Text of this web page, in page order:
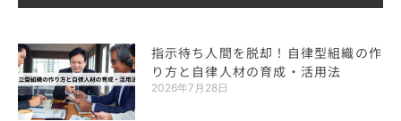
指示待ち人間を脱却！自律型組織の作
り方と自律人材の育成・活用法
2026年7月28日